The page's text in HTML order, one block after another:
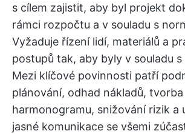
s cílem zajistit, aby byl projekt
rámci rozpočtu a v souladu s
Vyžaduje řízení lidí, materiálů a
postupů tak, aby byly v souladu
Mezi klíčové povinnosti patří
plánování, odhad nákladů, tvorba
harmonogramu, snižování rizik a
jasné komunikace se všemi